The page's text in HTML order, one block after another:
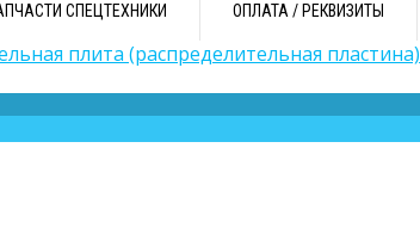
СПЕЦТЕХНИКИ ОПЛАТА / РЕКВИЗИТЫ
плита (распределительная пластина)